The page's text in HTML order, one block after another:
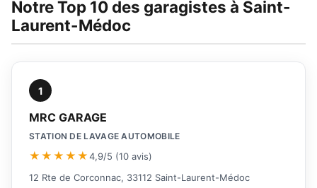
Notre Top 10 des garagistes à Saint-
Laurent-Médoc
1
MRC GARAGE
STATION DE LAVAGE AUTOMOBILE
★★★★★4,9/5 (10 avis)
12 Rte de Corconnac, 33112 Saint-Laurent-Médoc